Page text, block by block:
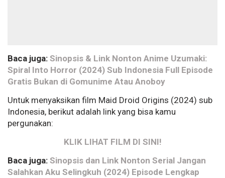
Baca juga: Sinopsis & Link Nonton Anime Uzumaki:
Spiral Into Horror (2024) Sub Indonesia Full Episode
Gratis Bukan di Gomunime Atau Anoboy
Untuk menyaksikan film Maid Droid Origins (2024) sub
Indonesia, berikut adalah link yang bisa kamu
pergunakan:
KLIK LIHAT FILM DI SINI!
Baca juga: Sinopsis dan Link Nonton Serial Jangan
Salahkan Aku Selingkuh (2024) Episode Lengkap